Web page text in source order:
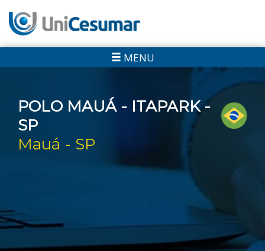
MENU
POLO MAUÁ - ITAPARK -
SP
Mauá - SP